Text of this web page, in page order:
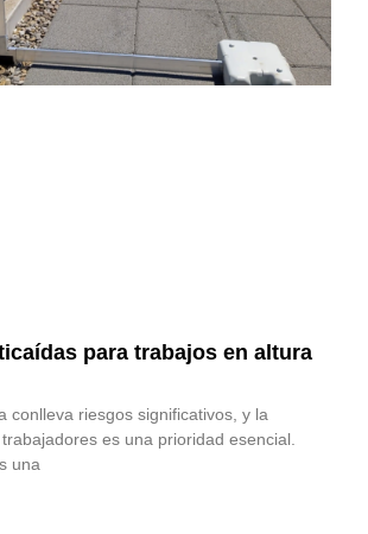
para trabajos en altura
conlleva riesgos significativos, y la
es una prioridad esencial.
una